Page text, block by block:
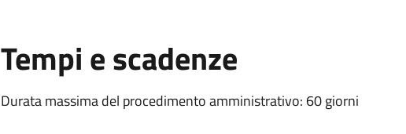
Tempi e scadenze
Durata massima del procedimento amministrativo: 60 giorni